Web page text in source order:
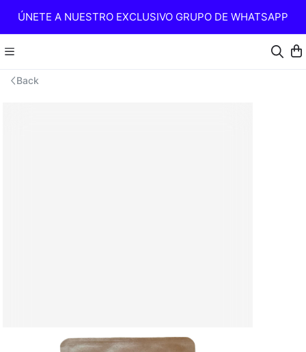
ÚNETE A NUESTRO EXCLUSIVO GRUPO DE WHATSAPP
Back